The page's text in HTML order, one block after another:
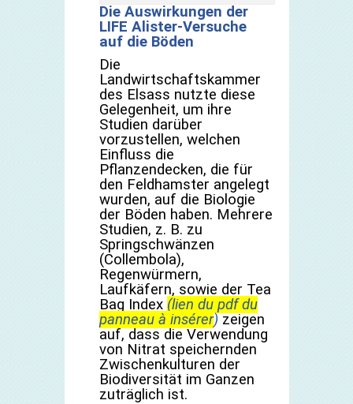
Die Auswirkungen der
LIFE Alister-Versuche
auf die Böden
Die
Landwirtschaftskammer
des Elsass nutzte diese
Gelegenheit, um ihre
Studien darüber
vorzustellen, welchen
Einfluss die
Pflanzendecken, die für
den Feldhamster angelegt
wurden, auf die Biologie
der Böden haben. Mehrere
Studien, z. B. zu
Springschwänzen
(Collembola),
Regenwürmern,
Laufkäfern, sowie der Tea
Bag Index (lien du pdf du
panneau à insérer) zeigen
auf, dass die Verwendung
von Nitrat speichernden
Zwischenkulturen der
Biodiversität im Ganzen
zuträglich ist.